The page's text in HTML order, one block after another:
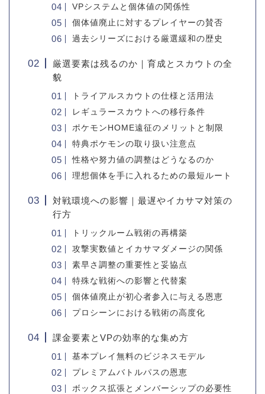
VPシステムと個体値の関係性
個体値廃止に対するプレイヤーの賛否
過去シリーズにおける厳選緩和の歴史
厳選要素は残るのか｜育成とスカウトの全
貌
トライアルスカウトの仕様と活用法
レギュラースカウトへの移行条件
ポケモンHOME遠征のメリットと制限
特典ポケモンの取り扱い注意点
性格や努力値の調整はどうなるのか
理想個体を手に入れるための最短ルート
対戦環境への影響｜最遅やイカサマ対策の
行方
トリックルーム戦術の再構築
攻撃実数値とイカサマダメージの関係
素早さ調整の重要性と妥協点
特殊な戦術への影響と代替案
個体値廃止が初心者参入に与える恩恵
プロシーンにおける戦術の高度化
課金要素とVPの効率的な集め方
基本プレイ無料のビジネスモデル
プレミアムバトルパスの恩恵
ボックス拡張とメンバーシップの必要性